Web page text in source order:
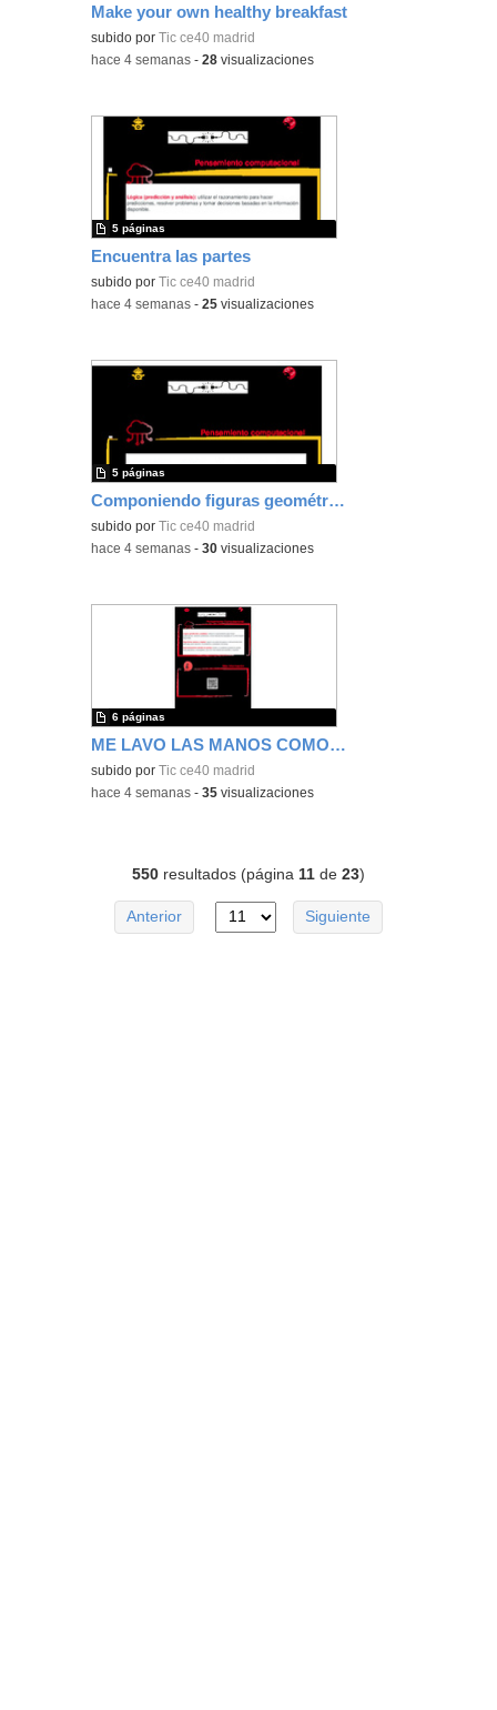
Make your own healthy breakfast
subido por Tic ce40 madrid
-hace 4 semanas -28 visualizaciones
Encuentra las partes
subido por Tic ce40 madrid
5 páginas
-hace 4 semanas -25 visualizaciones
Componiendo figuras geométricas
subido por Tic ce40 madrid
5 páginas
-hace 4 semanas -30 visualizaciones
ME LAVO LAS MANOS COMO UN ROBOT
subido por Tic ce40 madrid
6 páginas
-hace 4 semanas -35 visualizaciones
550resultados (página 11de 23)
Anterior Siguiente